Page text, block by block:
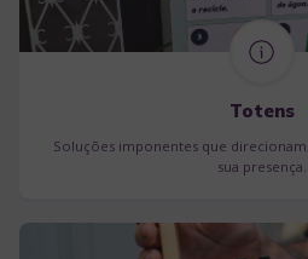
Totens
Soluções imponentes que
sua presença.